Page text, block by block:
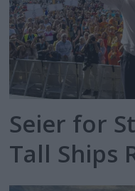
Seier for
Tall Ships